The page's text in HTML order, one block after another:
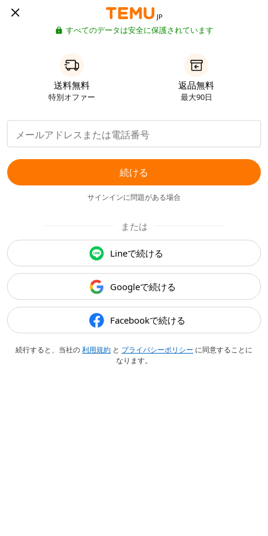
JP
すべてのデータは安全に保護されています
送料無料
特別オファー
返品無料
最大90日
続ける
サインインに問題がある場合
または
Lineで続ける
Googleで続ける
Facebookで続ける
続行すると、当社の利用規約 と プライバシーポリシー に同意することに
なります。